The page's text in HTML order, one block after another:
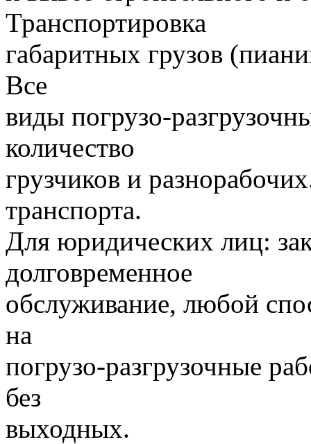
Транспортировка
габаритных грузов
Все
виды погрузо-
количество
грузчиков и
транспорта.
Для юридических лиц:
долговременное
обслуживание, любой
на
погрузо-разгрузочные
без
выходных.